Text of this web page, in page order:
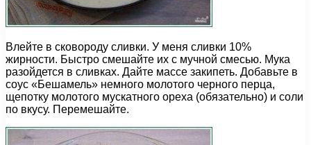
Влейте в сковороду сливки. У меня сливки 10%
жирности. Быстро смешайте их с мучной смесью. Мука
разойдется в сливках. Дайте массе закипеть. Добавьте в
соус «Бешамель» немного молотого черного перца,
щепотку молотого мускатного ореха (обязательно) и соли
по вкусу. Перемешайте.